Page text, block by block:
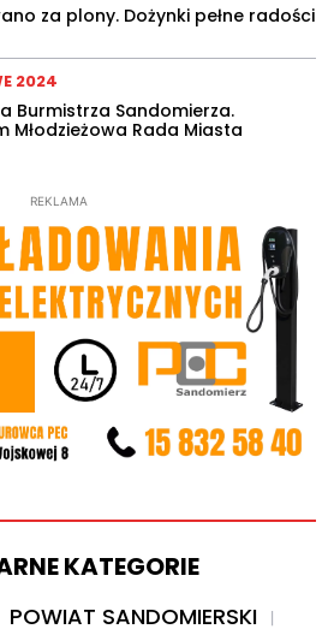
za plony. Dożynki pełne radości
2024
Burmistrza Sandomierza.
Młodzieżowa Rada Miasta
REKLAMA
KATEGORIE
POWIAT SANDOMIERSKI